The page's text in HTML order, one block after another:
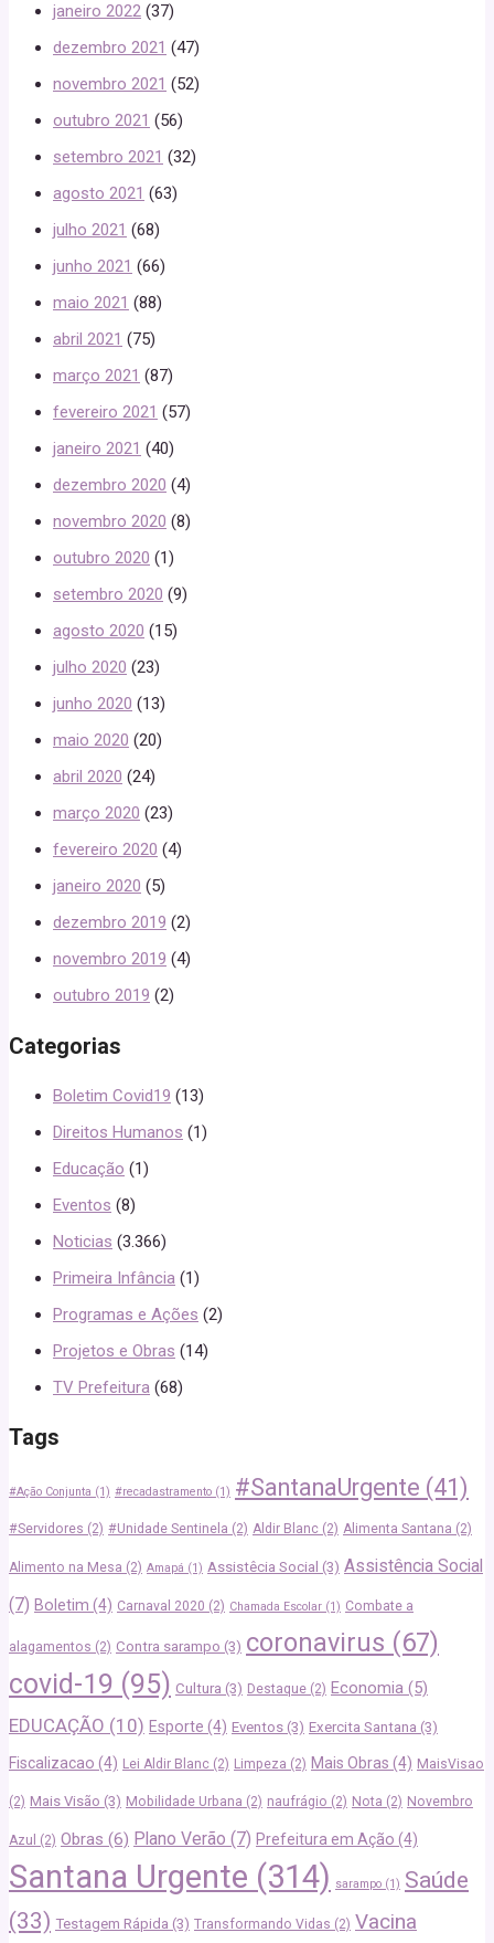
janeiro 2022 (37)
dezembro 2021 (47)
novembro 2021 (52)
outubro 2021 (56)
setembro 2021 (32)
agosto 2021 (63)
julho 2021 (68)
junho 2021 (66)
maio 2021 (88)
abril 2021 (75)
março 2021 (87)
fevereiro 2021 (57)
janeiro 2021 (40)
dezembro 2020 (4)
novembro 2020 (8)
outubro 2020 (1)
setembro 2020 (9)
agosto 2020 (15)
julho 2020 (23)
junho 2020 (13)
maio 2020 (20)
abril 2020 (24)
março 2020 (23)
fevereiro 2020 (4)
janeiro 2020 (5)
dezembro 2019 (2)
novembro 2019 (4)
outubro 2019 (2)
Categorias
Boletim Covid19 (13)
Direitos Humanos (1)
Educação (1)
Eventos (8)
Noticias (3.366)
Primeira Infância (1)
Programas e Ações (2)
Projetos e Obras (14)
TV Prefeitura (68)
Tags
#Ação Conjunta (1) #recadastramento (1) #SantanaUrgente (41)
#Servidores (2) #Unidade Sentinela (2) Aldir Blanc (2) Alimenta Santana (2)
Alimento na Mesa (2) Amapá (1) Assistêcia Social (3) Assistência Social
(7) Boletim (4) Carnaval 2020 (2) Chamada Escolar (1) Combate a
alagamentos (2) Contra sarampo (3) coronavirus (67)
covid-19 (95) Cultura (3) Destaque (2) Economia (5)
EDUCAÇÃO (10) Esporte (4) Eventos (3) Exercita Santana (3)
Fiscalizacao (4) Lei Aldir Blanc (2) Limpeza (2) Mais Obras (4) MaisVisao
(2) Mais Visão (3) Mobilidade Urbana (2) naufrágio (2) Nota (2) Novembro
Azul (2) Obras (6) Plano Verão (7) Prefeitura em Ação (4)
Santana Urgente (314) sarampo (1) Saúde
(33) Testagem Rápida (3) Transformando Vidas (2) Vacina